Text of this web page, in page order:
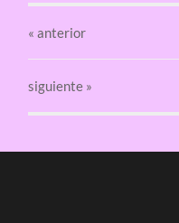
«anterior
siguiente »